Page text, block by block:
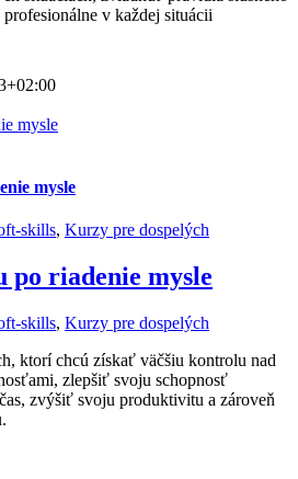
v každej situácii
mysle
mysle
skills, Kurzy pre dospelých
po riadenie mysle
skills, Kurzy pre dospelých
ktorí chcú získať väčšiu kontrolu nad
zlepšiť svoju schopnosť
zvýšiť svoju produktivitu a zároveň